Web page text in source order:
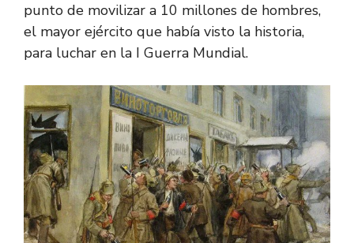
punto de movilizar a 10 millones de hombres,
el mayor ejército que había visto la historia,
para luchar en la I Guerra Mundial.